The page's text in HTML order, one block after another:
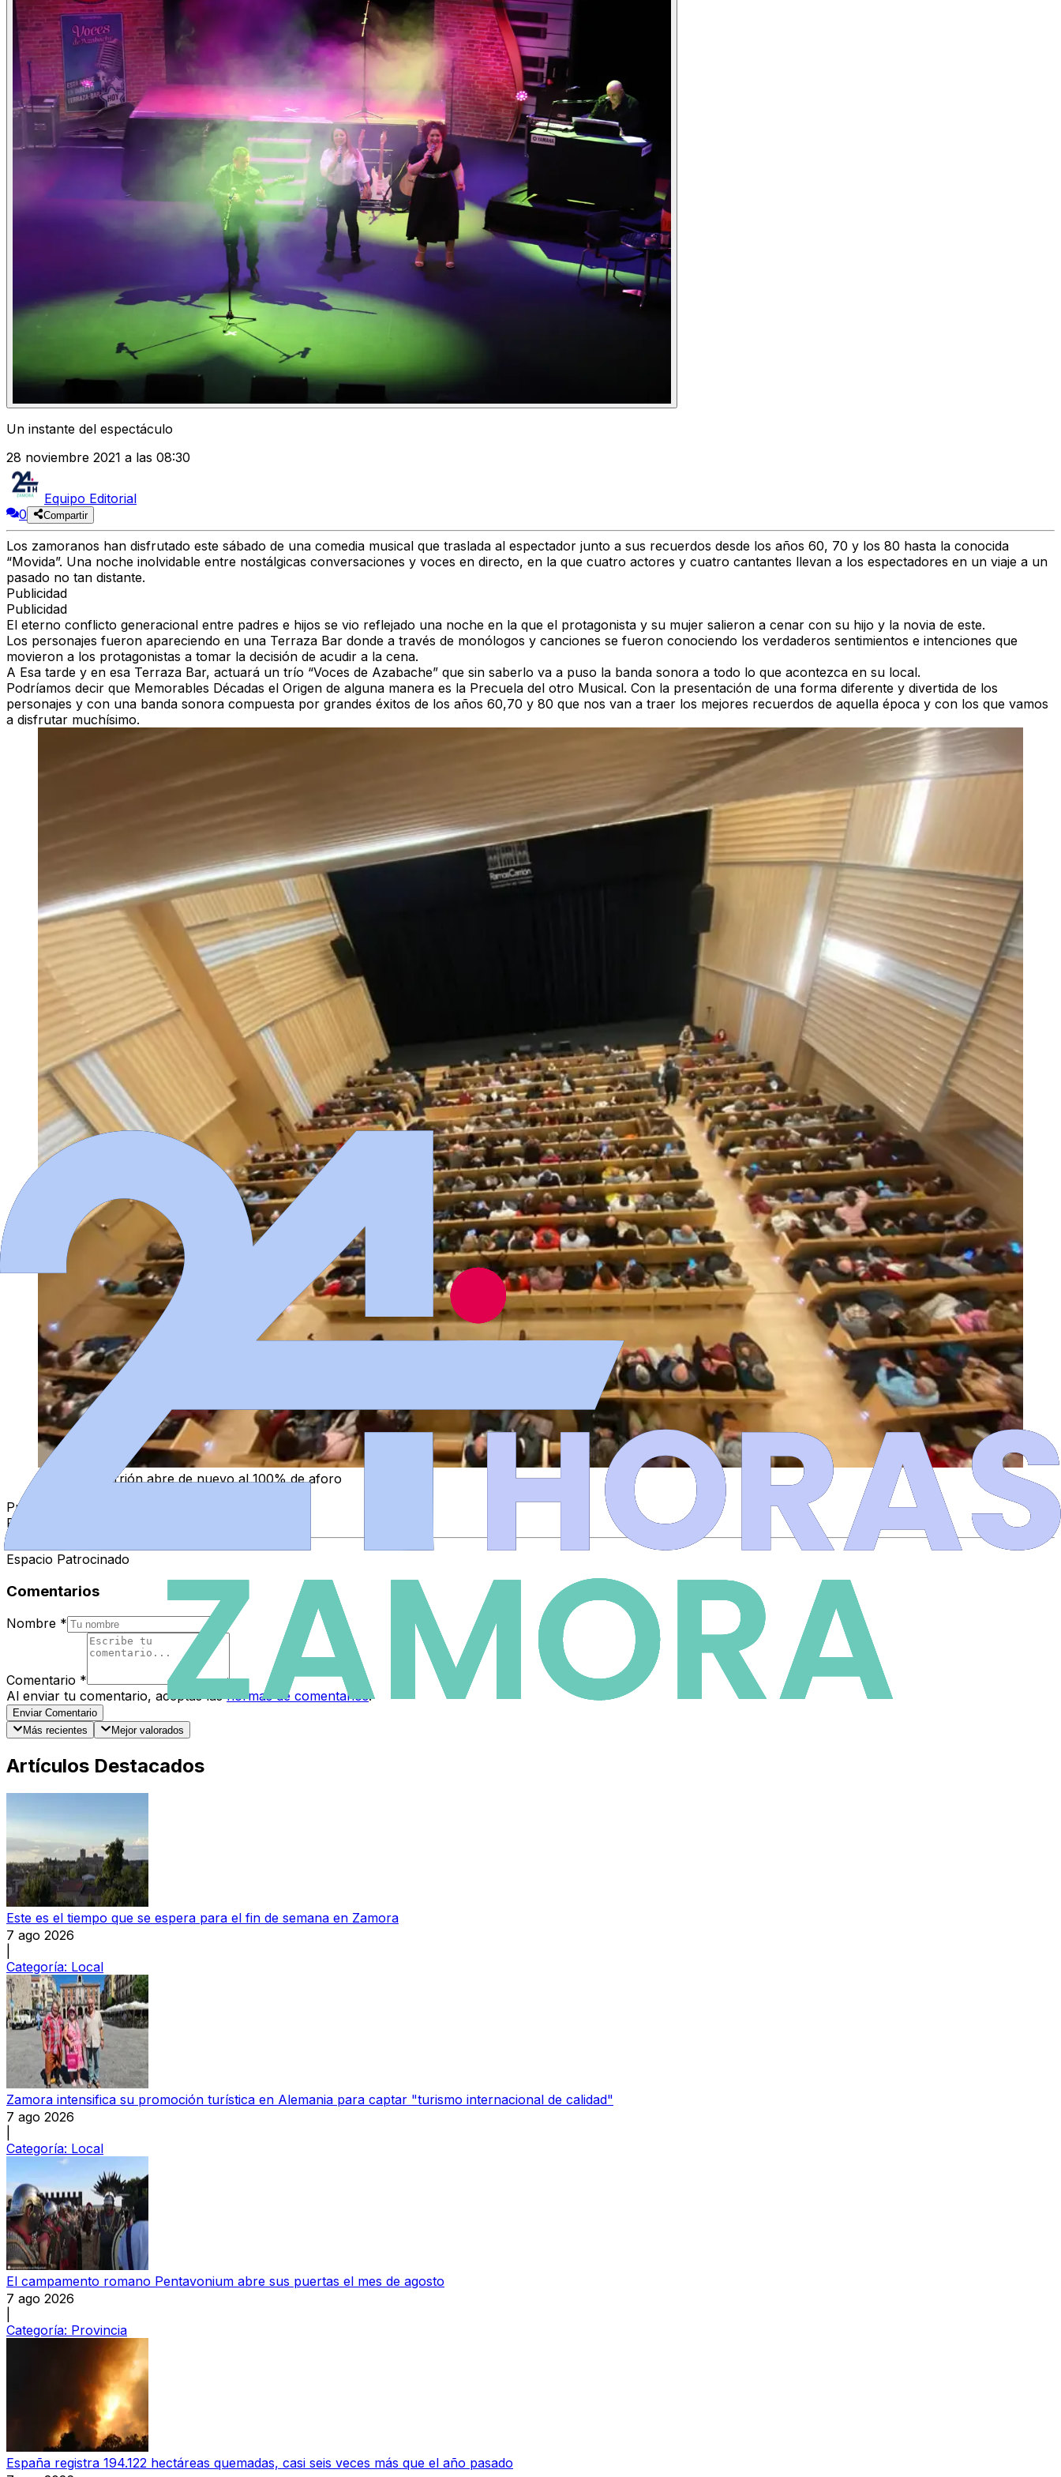
Un instante del espectáculo
28 noviembre 2021 a las 08:30
Equipo Editorial
0
Compartir
Los zamoranos han disfrutado este sábado de una comedia musical que traslada al espectador junto a sus recuerdos desde los años 60, 70 y los 80 hasta la conocida
“Movida”. Una noche inolvidable entre nostálgicas conversaciones y voces en directo, en la que cuatro actores y cuatro cantantes llevan a los espectadores en un viaje a un
pasado no tan distante.
Publicidad
Publicidad
El eterno conflicto generacional entre padres e hijos se vio reflejado una noche en la que el protagonista y su mujer salieron a cenar con su hijo y la novia de este.
Los personajes fueron apareciendo en una Terraza Bar donde a través de monólogos y canciones se fueron conociendo los verdaderos sentimientos e intenciones que
movieron a los protagonistas a tomar la decisión de acudir a la cena.
A Esa tarde y en esa Terraza Bar, actuará un trío “Voces de Azabache” que sin saberlo va a puso la banda sonora a todo lo que acontezca en su local.
Podríamos decir que Memorables Décadas el Origen de alguna manera es la Precuela del otro Musical. Con la presentación de una forma diferente y divertida de los
personajes y con una banda sonora compuesta por grandes éxitos de los años 60,70 y 80 que nos van a traer los mejores recuerdos de aquella época y con los que vamos
a disfrutar muchísimo.
El Ramos Carrión abre de nuevo al 100% de aforo
Publicidad
Publicidad
Espacio Patrocinado
Comentarios
Nombre *
Comentario *
Al enviar tu comentario, aceptas las normas de comentarios.
Enviar Comentario
Más recientes
Mejor valorados
Artículos Destacados
Este es el tiempo que se espera para el fin de semana en Zamora
7 ago 2026
Categoría: Local
Zamora intensifica su promoción turística en Alemania para captar "turismo internacional de calidad"
7 ago 2026
Categoría: Local
El campamento romano Pentavonium abre sus puertas el mes de agosto
7 ago 2026
Categoría: Provincia
España registra 194.122 hectáreas quemadas, casi seis veces más que el año pasado